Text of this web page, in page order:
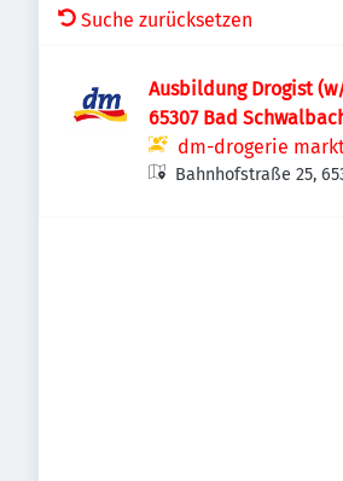
Suche zurücksetzen
Ausbildung Drogist
65307 Bad
dm-drogerie markt
Bahnhofstraße 25,